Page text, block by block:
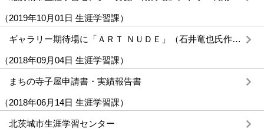
（2019年10月01日 生涯学習課）
ギャラリー期待場に「ＡＲＴ ＮＵＤＥ」（石井竜也氏作）を展示しました
（2018年09月04日 生涯学習課）
まちの寺子屋申請書・実績報告書
（2018年06月14日 生涯学習課）
北茨城市生涯学習センター